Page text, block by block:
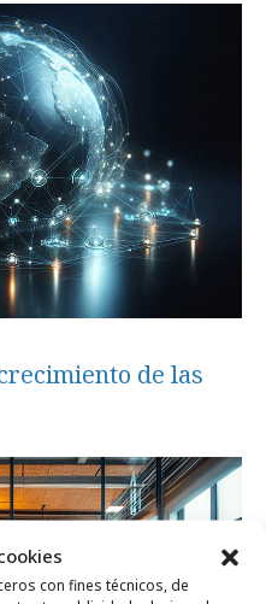
con fines técnicos, de
de las